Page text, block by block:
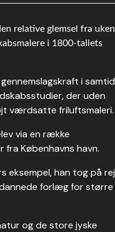
relative glemsel fra
i 1800-tallets
i
der uden
værdsatte friluftsmaleri.
via en række
Københavns havn.
eksempel, han tog på
forlæg for større
og de store jyske